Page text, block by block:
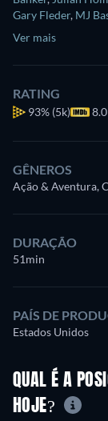
Gary Fleder, MJ
Ver mais
RATING
93% (5k)
GÊNEROS
Ação & Aventura,
DURAÇÃO
51min
PAÍS DE
Estados Unidos
QUAL É A
HOJE?